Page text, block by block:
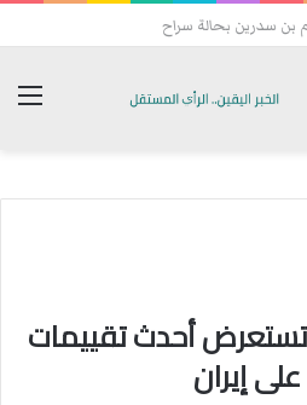
تعيد رسم خريطة انتشارها الميداني
أحدث تقييمات
إيران